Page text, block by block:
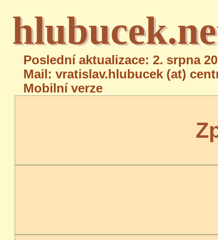
Poslední aktualizace: 2. srpna
Mail: vratislav.hlubucek (at)
Mobilní verze